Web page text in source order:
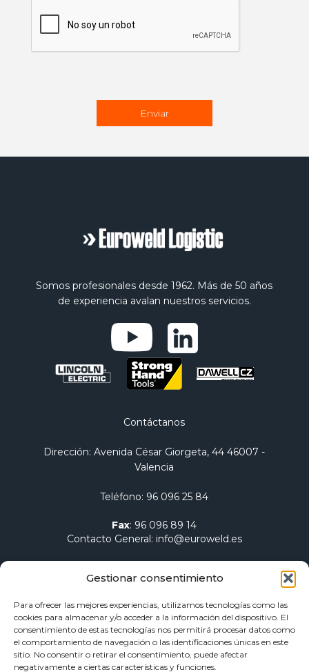
Gestionar consentimiento
Para ofrecer las mejores experiencias, utilizamos tecnologías como las
cookies para almacenar y/o acceder a la información del dispositivo. El
consentimiento de estas tecnologías nos permitirá procesar datos como
el comportamiento de navegación o las identificaciones únicas en este
sitio. No consentir o retirar el consentimiento, puede afectar
negativamente a ciertas características y funciones.
Somos profesionales desde 1962. Más de 50 años
de experiencia avalan nuestros servicios.
Quiénes somos
Equipos de soldadura
Electrodos para soldadura
Contáctanos
Dirección: Avenida César Giorgeta, 44 46007 -
Valencia
Teléfono: 96 096 25 84
Fax: 96 096 89 14
Contacto General: info@euroweld.es